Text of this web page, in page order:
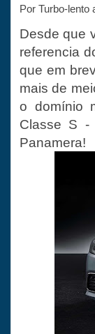
Por Turbo-lento
Desde que
referencia
que em
mais de
o domínio
Classe S -
Panamera!